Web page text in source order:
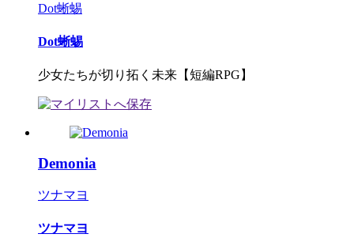
Dot蜥蜴
Dot蜥蜴
少女たちが切り拓く未来【短編RPG】
Demonia
ツナマヨ
ツナマヨ